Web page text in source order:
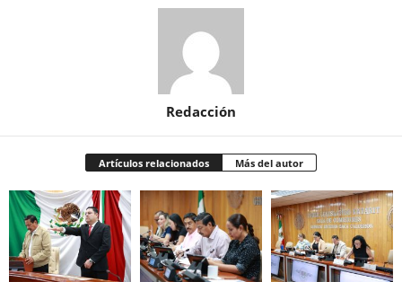
Redacción
Artículos relacionados Más del autor